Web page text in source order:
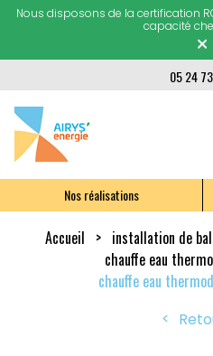
Nous disposons de la certification
capacité
×
05 24
Nos réalisations
Accueil
installation de
chauffe eau
chauffe eau